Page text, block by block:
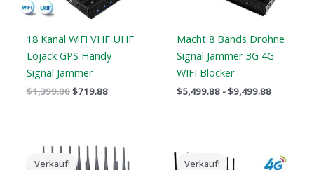
18 Kanal WiFi VHF UHF
Lojack GPS Handy
Signal Jammer
$1,399.00$719.88
Macht 8 Bands Drohne
Signal Jammer 3G 4G
WIFI Blocker
$5,499.88 -$9,499.88
Verkauf!
Der
ursprüngliche
Der
aktuelle
Verkauf!
ursprüngliche
aktuelle